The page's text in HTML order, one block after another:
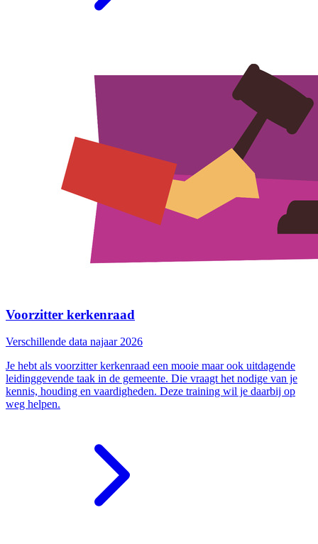
Voorzitter kerkenraad
Verschillende data najaar 2026
Je hebt als voorzitter kerkenraad een mooie maar ook uitdagende
leidinggevende taak in de gemeente. Die vraagt het nodige van je
kennis, houding en vaardigheden. Deze training wil je daarbij op
weg helpen.